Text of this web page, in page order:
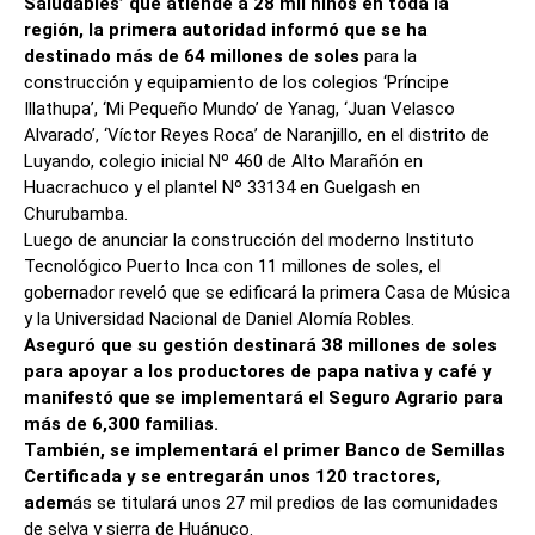
región, la primera autoridad informó que se ha
destinado más de 64 millones de soles para la
construcción y equipamiento de los colegios ‘Príncipe
Illathupa’, ‘Mi Pequeño Mundo’ de Yanag, ‘Juan Velasco
Alvarado’, ‘Víctor Reyes Roca’ de Naranjillo, en el distrito de
Luyando, colegio inicial Nº 460 de Alto Marañón en
Huacrachuco y el plantel Nº 33134 en Guelgash en
Churubamba.
Luego de anunciar la construcción del moderno Instituto
Tecnológico Puerto Inca con 11 millones de soles, el
gobernador reveló que se edificará la primera Casa de Música
y la Universidad Nacional de Daniel Alomía Robles.
Aseguró que su gestión destinará 38 millones de soles
para apoyar a los productores de papa nativa y café y
manifestó que se implementará el Seguro Agrario para
más de 6,300 familias.
También, se implementará el primer Banco de Semillas
Certificada y se entregarán unos 120 tractores,
además se titulará unos 27 mil predios de las comunidades
de selva y sierra de Huánuco.